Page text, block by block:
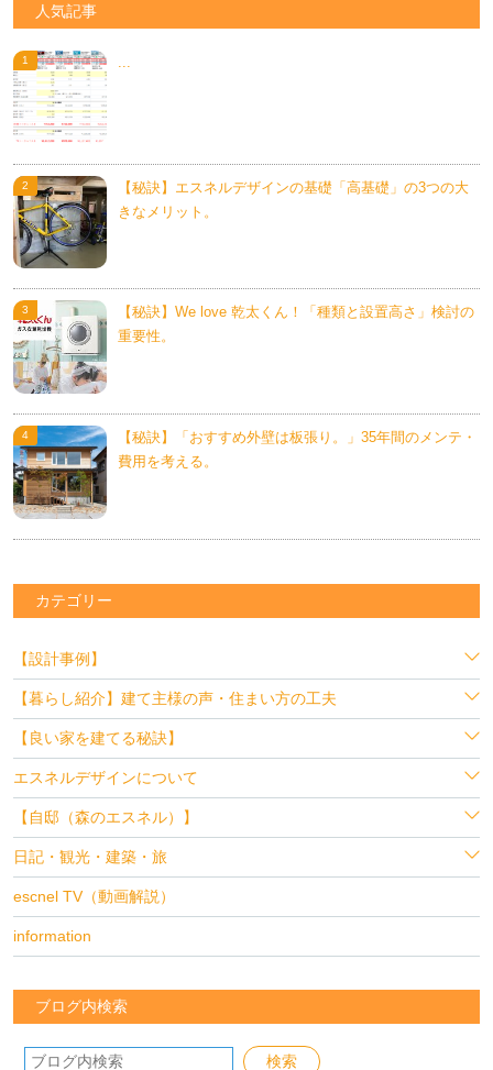
人気記事
【秘訣】エスネルデザインの基礎「高基礎」の3つの大
きなメリット。
【秘訣】We love 乾太くん！「種類と設置高さ」検討の
重要性。
【秘訣】「おすすめ外壁は板張り。」35年間のメンテ・
費用を考える。
カテゴリー
【設計事例】
【暮らし紹介】建て主様の声・住まい方の工夫
【良い家を建てる秘訣】
エスネルデザインについて
【自邸（森のエスネル）】
日記・観光・建築・旅
escnel TV（動画解説）
information
ブログ内検索